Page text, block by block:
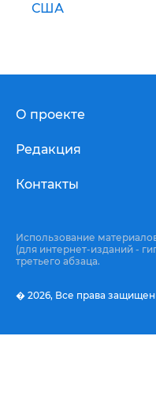
США
О проекте
Редакция
Контакты
Использование
(для интернет-изданий -
третьего абзаца.
� 2026, Все права